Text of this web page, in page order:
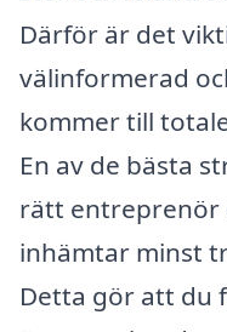
Därför är det
välinformerad
kommer till
En av de bästa
rätt entreprenör
inhämtar minst
Detta gör att du